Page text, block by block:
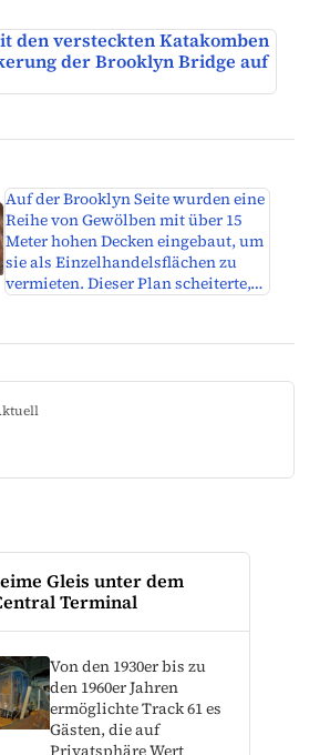
den versteckten Katakomben
der Brooklyn Bridge auf
Auf der Brooklyn Seite wurden eine
Reihe von Gewölben mit über 15
Meter hohen Decken eingebaut, um
sie als Einzelhandelsflächen zu
vermieten. Dieser Plan scheiterte,…
Gleis unter dem
Terminal
Von den 1930er bis zu
den 1960er Jahren
ermöglichte Track 61 es
Gästen, die auf
Privatsphäre Wert